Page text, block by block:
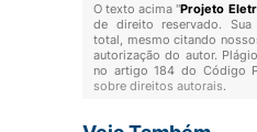
O texto acima "Projeto
de direito reservado.
total, mesmo citando
autorização do autor.
no artigo 184 do Código
sobre direitos autorais.